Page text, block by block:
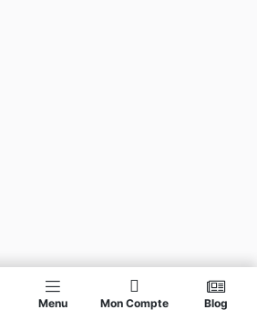
Menu Mon Compte Blog